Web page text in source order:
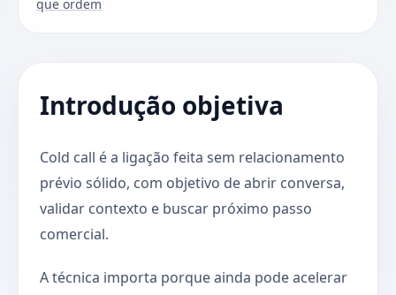
que ordem
Introdução objetiva
Cold call é a ligação feita sem relacionamento
prévio sólido, com objetivo de abrir conversa,
validar contexto e buscar próximo passo
comercial.
A técnica importa porque ainda pode acelerar